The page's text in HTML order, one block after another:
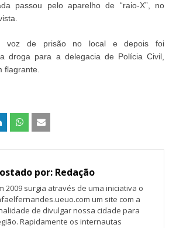
passou pelo aparelho de “raio-X”, no
voz de prisão no local e depois foi
droga para a delegacia de Polícia Civil,
flagrante.
por: Redação
2009 surgia através de uma iniciativa o
um site com a
de divulgar nossa cidade para
Rapidamente os internautas